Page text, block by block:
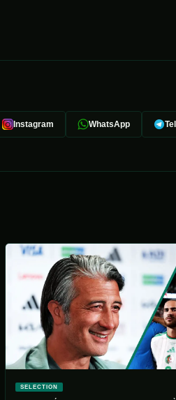
Instagram WhatsApp
SELECTION